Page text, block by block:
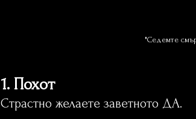
"Седемте
1. Похот
Страстно желаете заветното ДА.